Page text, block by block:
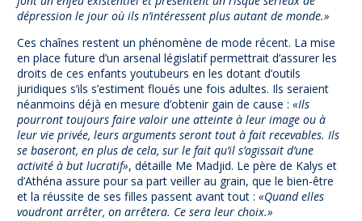
dépression le jour où ils n’intéressent plus autant de monde.»
Ces chaînes restent un phénomène de mode récent. La mise
en place future d’un arsenal législatif permettrait d’assurer les
droits de ces enfants youtubeurs en les dotant d’outils
juridiques s’ils s’estiment floués une fois adultes. Ils seraient
néanmoins déjà en mesure d’obtenir gain de cause : «Ils
pourront toujours faire valoir une atteinte à leur image ou à
leur vie privée, leurs arguments seront tout à fait recevables. Ils
se baseront, en plus de cela, sur le fait qu’il s’agissait d’une
activité à but lucratif», détaille Me Madjid. Le père de Kalys et
d’Athéna assure pour sa part veiller au grain, que le bien-être
et la réussite de ses filles passent avant tout : «Quand elles
voudront arrêter, on arrêtera. Ce sera leur choix.»